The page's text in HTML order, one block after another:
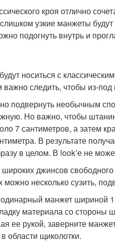
кроя отлично
узкие манжеты
подогнуть внутрь и
носиться с
следить, чтобы из-
подвернуть необычным
Но важно, чтобы
7 сантиметров, а затем
В результате
в целом. В look’е не
джинсов
несколько сузить,
манжет шириной
материала со
ее рукой, заверните
области щиколотки.